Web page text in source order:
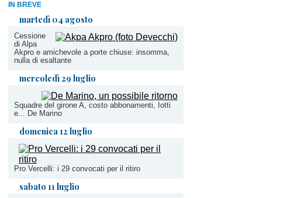
IN BREVE
martedì 04 agosto
Cessione
di Alpa
Akpro e amichevole a porte chiuse: insomma,
nulla di esaltante
mercoledì 29 luglio
Squadre del girone A, costo abbonamenti, Iotti
e... De Marino
domenica 12 luglio
Pro Vercelli: i 29 convocati per il ritiro
sabato 11 luglio